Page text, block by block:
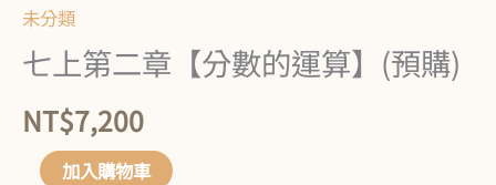
未分類
七上第二章【分數的運算】(預購)
NT$7,200
(預
購)
數
量
加入購物車